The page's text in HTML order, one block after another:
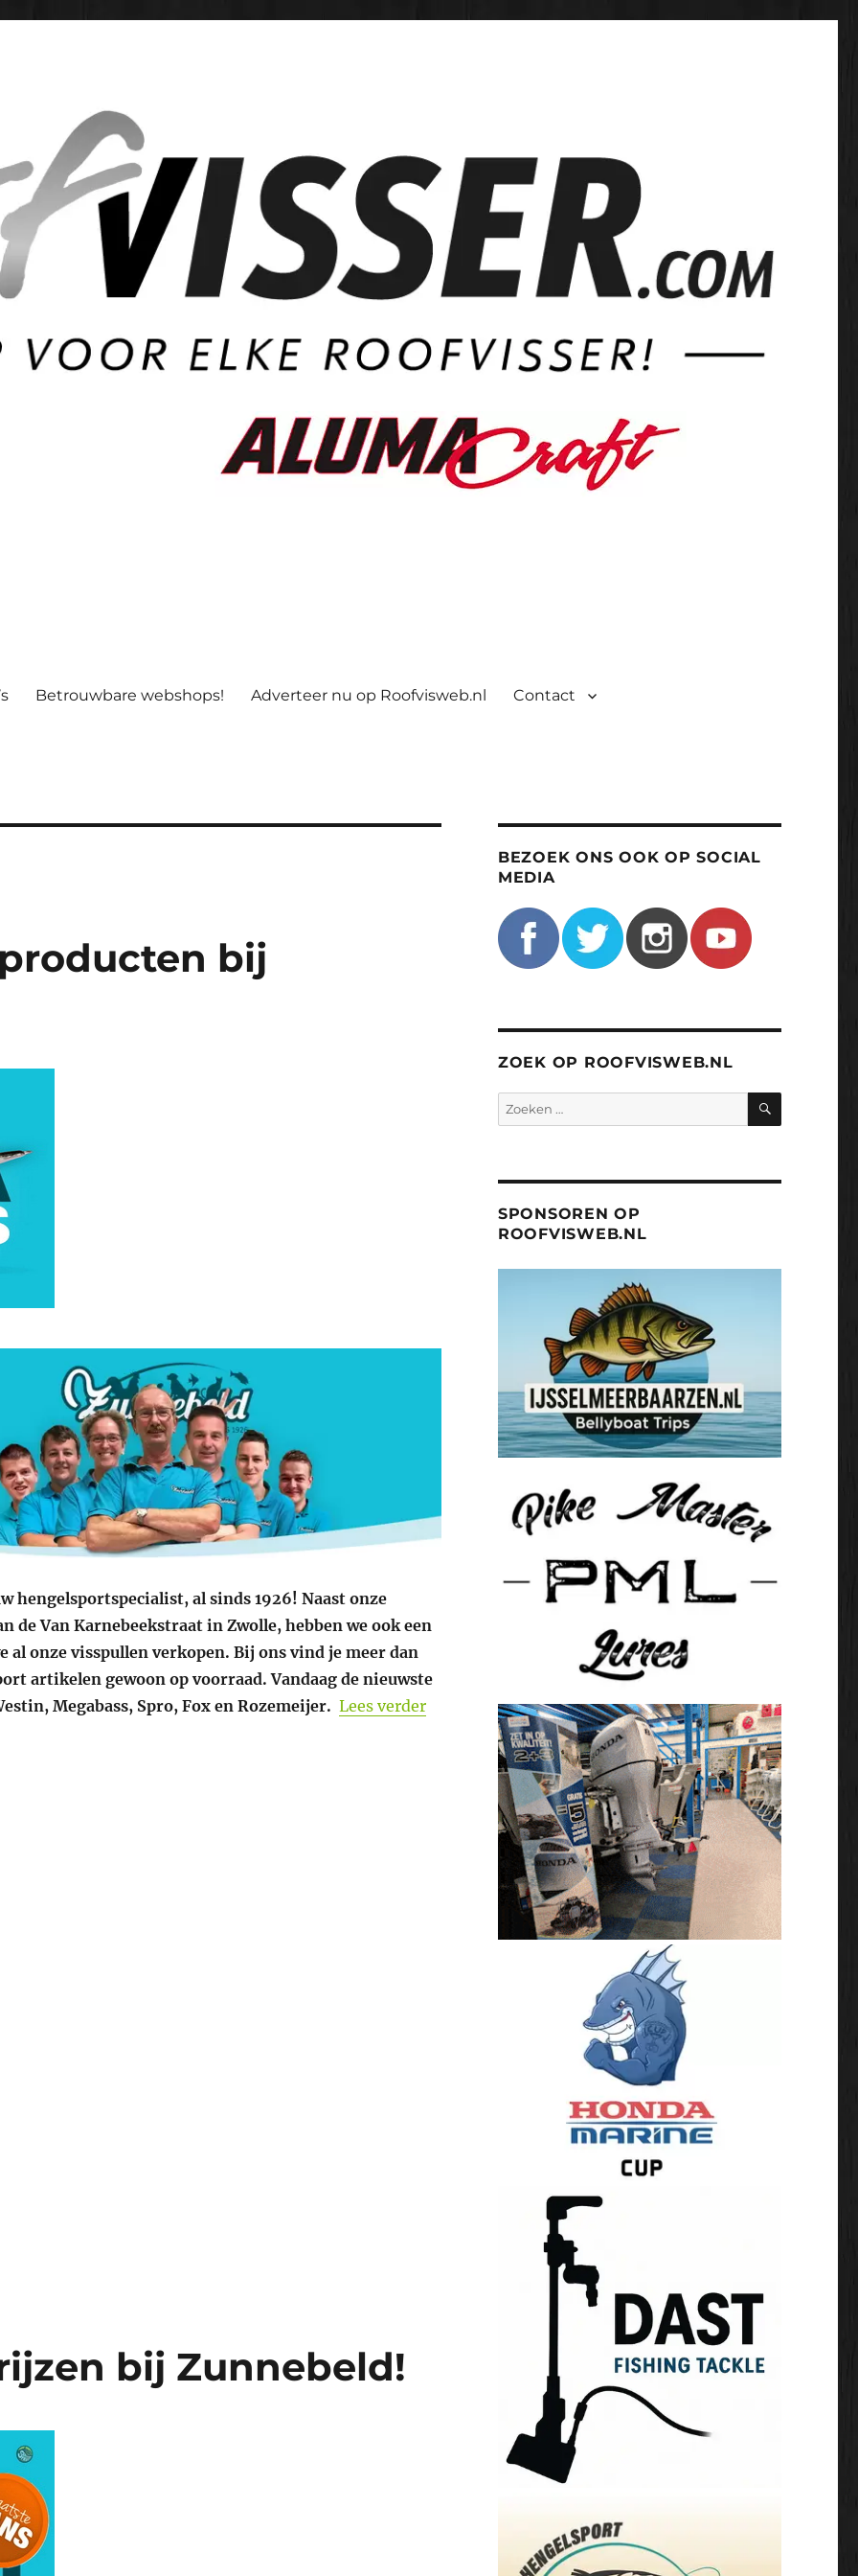
Betrouwbare webshops! Adverteer nu op Roofvisweb.nl Contact
bij
hengelsportspecialist, al sinds 1926! Naast onze
de Van Karnebeekstraat in Zwolle, hebben we ook een
al onze visspullen verkopen. Bij ons vind je meer dan
artikelen gewoon op voorraad. Vandaag de nieuwste
Megabass, Spro, Fox en Rozemeijer. Lees verder“Heel veel nieuwe producten bij Zunnebeld”
bij Zunnebeld!
BEZOEK ONS OOK OP SOCIAL
MEDIA
ZOEK OP ROOFVISWEB.NL
Zoeken
naar:
ZOEKEN
SPONSOREN OP
ROOFVISWEB.NL